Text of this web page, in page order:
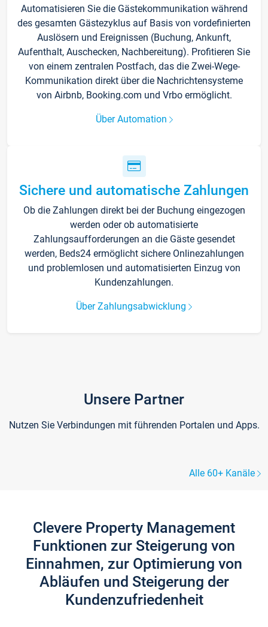
Automatisieren Sie die Gästekommunikation während
des gesamten Gästezyklus auf Basis von vordefinierten
Auslösern und Ereignissen (Buchung, Ankunft,
Aufenthalt, Auschecken, Nachbereitung). Profitieren Sie
von einem zentralen Postfach, das die Zwei-Wege-
Kommunikation direkt über die Nachrichtensysteme
von Airbnb, Booking.com und Vrbo ermöglicht.
Über Automation
Sichere und automatische Zahlungen
Ob die Zahlungen direkt bei der Buchung eingezogen
werden oder ob automatisierte
Zahlungsaufforderungen an die Gäste gesendet
werden, Beds24 ermöglicht sichere Onlinezahlungen
und problemlosen und automatisierten Einzug von
Kundenzahlungen.
Über Zahlungsabwicklung
Unsere Partner
Nutzen Sie Verbindungen mit führenden Portalen und Apps.
Alle 60+ Kanäle
Clevere Property Management
Funktionen zur Steigerung von
Einnahmen, zur Optimierung von
Abläufen und Steigerung der
Kundenzufriedenheit